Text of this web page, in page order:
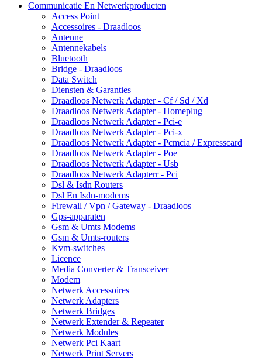
Communicatie En Netwerkproducten
Access Point
Accessoires - Draadloos
Antenne
Antennekabels
Bluetooth
Bridge - Draadloos
Data Switch
Diensten & Garanties
Draadloos Netwerk Adapter - Cf / Sd / Xd
Draadloos Netwerk Adapter - Homeplug
Draadloos Netwerk Adapter - Pci-e
Draadloos Netwerk Adapter - Pci-x
Draadloos Netwerk Adapter - Pcmcia / Expresscard
Draadloos Netwerk Adapter - Poe
Draadloos Netwerk Adapter - Usb
Draadloos Netwerk Adapterr - Pci
Dsl & Isdn Routers
Dsl En Isdn-modems
Firewall / Vpn / Gateway - Draadloos
Gps-apparaten
Gsm & Umts Modems
Gsm & Umts-routers
Kvm-switches
Licence
Media Converter & Transceiver
Modem
Netwerk Accessoires
Netwerk Adapters
Netwerk Bridges
Netwerk Extender & Repeater
Netwerk Modules
Netwerk Pci Kaart
Netwerk Print Servers